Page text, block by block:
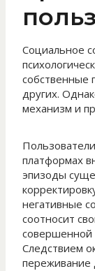
Социальное
собственные
других.
механизм и
платформах
эпизоды
негативные
соотносит
совершенной
Следствием
переживание